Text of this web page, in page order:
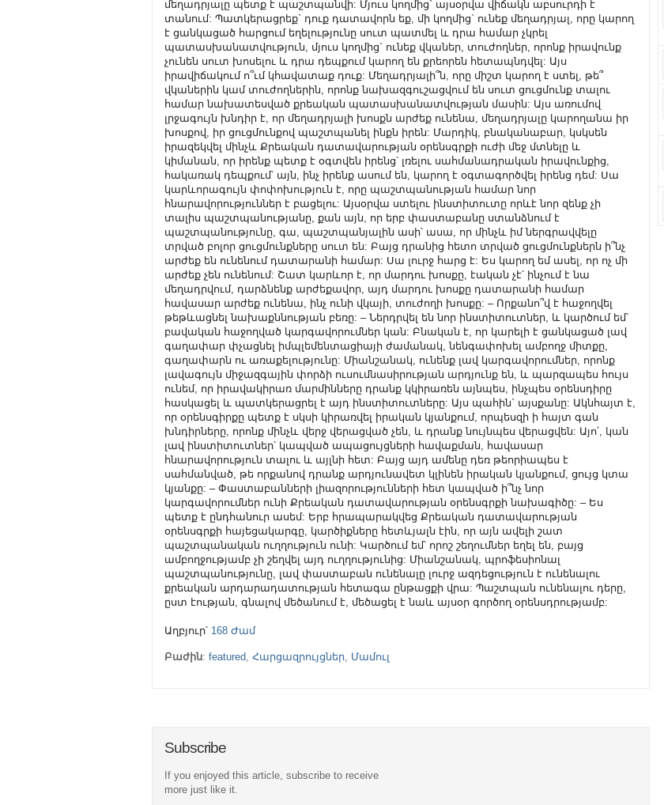
Աղբյուր՝ 168 Ժամ
Բաժին: featured Հարցազրույցներ Մամուլ
Subscribe
If you enjoyed this article, subscribe to receive
more just like it.